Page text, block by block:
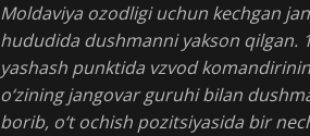
Moldaviya ozodligi uchun kechgan
hududida dushmanni yakson qilgan.
yashash punktida vzvod
o‘zining jangovar guruhi bilan
borib, o‘t ochish pozitsiyasida bir